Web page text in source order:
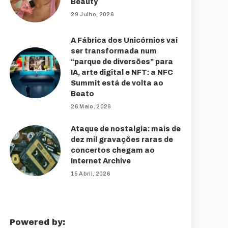
Beauty
29 Julho, 2026
A Fábrica dos Unicórnios vai
ser transformada num
“parque de diversões” para
IA, arte digital e NFT: a NFC
Summit está de volta ao
Beato
26 Maio, 2026
Ataque de nostalgia: mais de
dez mil gravações raras de
concertos chegam ao
Internet Archive
15 Abril, 2026
Powered by: